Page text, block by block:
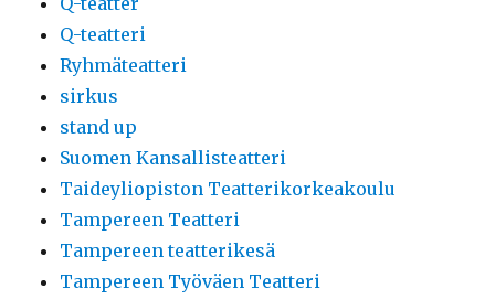
Q-teatteri
Ryhmäteatteri
sirkus
stand up
Suomen Kansallisteatteri
Taideyliopiston Teatterikorkeakoulu
Tampereen Teatteri
Tampereen teatterikesä
Tampereen Työväen Teatteri